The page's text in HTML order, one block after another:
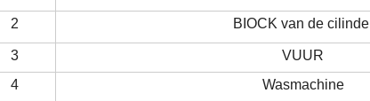
2 BIOCK van de
3
VUUR
4
Wasmachine